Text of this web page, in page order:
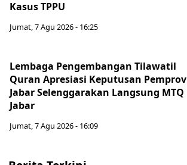
Kasus TPPU
Jumat, 7 Agu 2026 - 16:25
Lembaga Pengembangan Tilawatil
Quran Apresiasi Keputusan Pemprov
Jabar Selenggarakan Langsung MTQ
Jabar
Jumat, 7 Agu 2026 - 16:09